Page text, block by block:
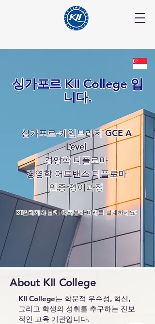
싱가포르 KII College 입
니다.
싱가포르-케임브리지 GCE A
Level
경영학 디플로마
경영학 어드밴스 디플로마
인증 영어과정
KII컬리지와 함께 여러분의 미래를 설계하세요!
About KII College
KII College는 학문적 우수성, 혁신,
그리고 학생의 성취를 추구하는 진보
적인 교육 기관입니다.